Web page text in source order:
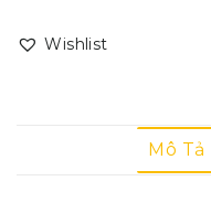
Wishlist
Mô Tả